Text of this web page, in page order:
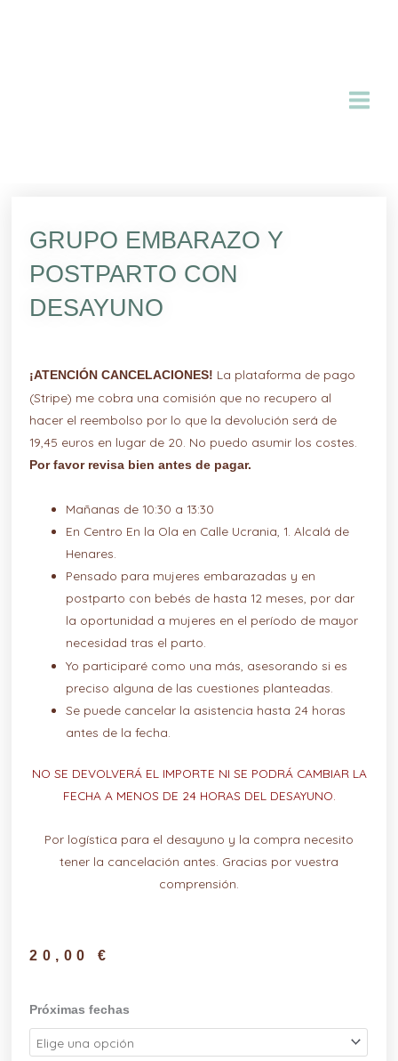
GRUPO EMBARAZO Y
POSTPARTO CON
DESAYUNO
¡ATENCIÓN CANCELACIONES! La plataforma de pago
(Stripe) me cobra una comisión que no recupero al
hacer el reembolso por lo que la devolución será de
19,45 euros en lugar de 20. No puedo asumir los costes.
Por favor revisa bien antes de pagar.
Mañanas de 10:30 a 13:30
En Centro En la Ola en Calle Ucrania, 1. Alcalá de
Henares.
Pensado para mujeres embarazadas y en
postparto con bebés de hasta 12 meses, por dar
la oportunidad a mujeres en el período de mayor
necesidad tras el parto.
Yo participaré como una más, asesorando si es
preciso alguna de las cuestiones planteadas.
Se puede cancelar la asistencia hasta 24 horas
antes de la fecha.
NO SE DEVOLVERÁ EL IMPORTE NI SE PODRÁ CAMBIAR LA
FECHA A MENOS DE 24 HORAS DEL DESAYUNO.
Por logística para el desayuno y la compra necesito
tener la cancelación antes. Gracias por vuestra
comprensión.
20,00 €
Próximas fechas
GRUPO
EMBARAZO
Y